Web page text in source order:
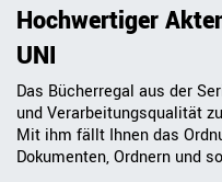
Hochwertiger
UNI
Das Bücherregal aus der
und Verarbeitungsqualität
Mit ihm fällt Ihnen das
Dokumenten, Ordnern und